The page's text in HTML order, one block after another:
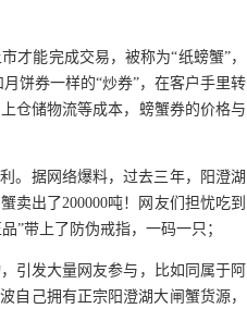
才能完成交易，被称为“纸螃蟹”，
饼券一样的“炒券”，在客户手里转
仓储物流等成本，螃蟹券的价格与
。据网络爆料，过去三年，阳澄湖
卖出了200000吨！网友们担忧吃到
”带上了防伪戒指，一码一只；
引发大量网友参与，比如同属于阿
自己拥有正宗阳澄湖大闸蟹货源，